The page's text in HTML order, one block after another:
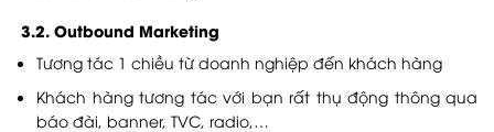
3.2. Outbound Marketing
Tương tác 1 chiều từ doanh nghiệp đến khách hàng
Khách hàng tương tác với bạn rất thụ động thông qua
báo đài, banner, TVC, radio,…